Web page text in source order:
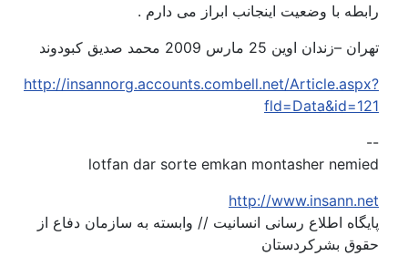
رابطه با وضعیت اینجانب ابراز می دارم .
تهران –زندان اوین 25 مارس 2009 محمد صدیق کبودوند
http://insannorg.accounts.combell.net/Article.aspx?
fld=Data&id=121
--
lotfan dar sorte emkan montasher nemied
http://www.insann.net
پایگاه اطلاع رسانی انسانیت // وابسته به سازمان دفاع از
حقوق بشرکردستان